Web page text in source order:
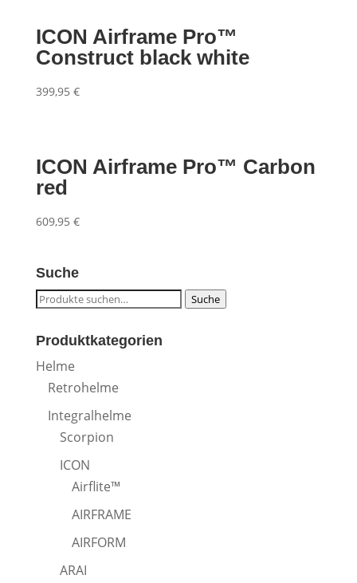
ICON Airframe Pro™
Construct black white
399,95 €
ICON Airframe Pro™ Carbon
red
609,95 €
Suche
Suche
Suche
Produktkategorien
Helme
Retrohelme
Integralhelme
Scorpion
ICON
Airflite™
AIRFRAME
AIRFORM
ARAI